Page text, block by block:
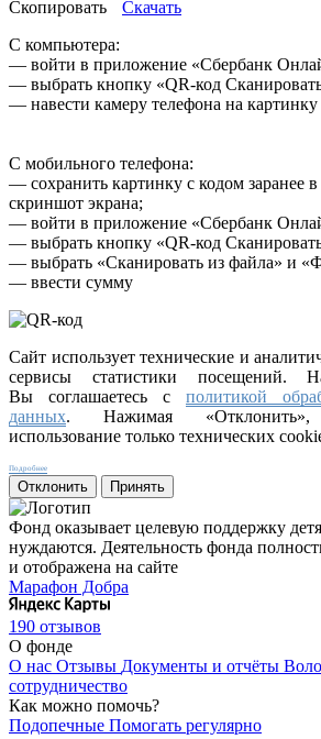
Скопировать
Скачать
С компьютера:
— войти в приложение «Сбербанк
— выбрать кнопку «QR-код
— навести камеру телефона на картинку
С мобильного телефона:
— сохранить картинку с кодом заранее
скриншот экрана;
— войти в приложение «Сбербанк
— выбрать кнопку «QR-код
— выбрать «Сканировать из файла» и
— ввести сумму
Сайт использует технические и
сервисы статистики посещений.
Вы соглашаетесь с политикой
данных. Нажимая
использование только технических
Подробнее
Отклонить Принять
Фонд оказывает целевую поддержку
нуждаются. Деятельность фонда
и отображена на сайте
Марафон Добра
190 отзывов
О фонде
О нас Отзывы Документы и отчёты
сотрудничество
Как можно помочь?
Подопечные Помогать регулярно